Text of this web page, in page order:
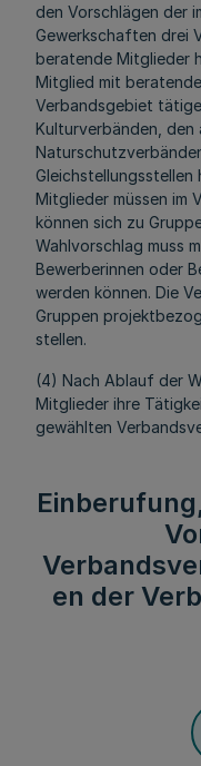
den Vorschlägen der
Gewerkschaften drei
beratende Mitglieder
Mitglied mit
Verbandsgebiet
Kulturverbänden, den
Mitglieder müssen im
können sich zu
Wahlvorschlag muss
Bewerberinnen oder
werden können. Die
Gruppen
stellen.
(4) Nach Ablauf der
Mitglieder ihre
gewählten
en der